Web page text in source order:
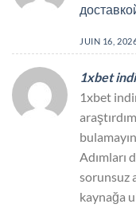
JUIN 16,
1xbet
1xbet
Adımları
sorunsuz
kaynağa